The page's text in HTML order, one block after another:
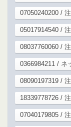
07050240200 /
05017914540 /
08037760060 /
0366984211 / ネ
08090197319 /
18339778726 /
07040179805 /